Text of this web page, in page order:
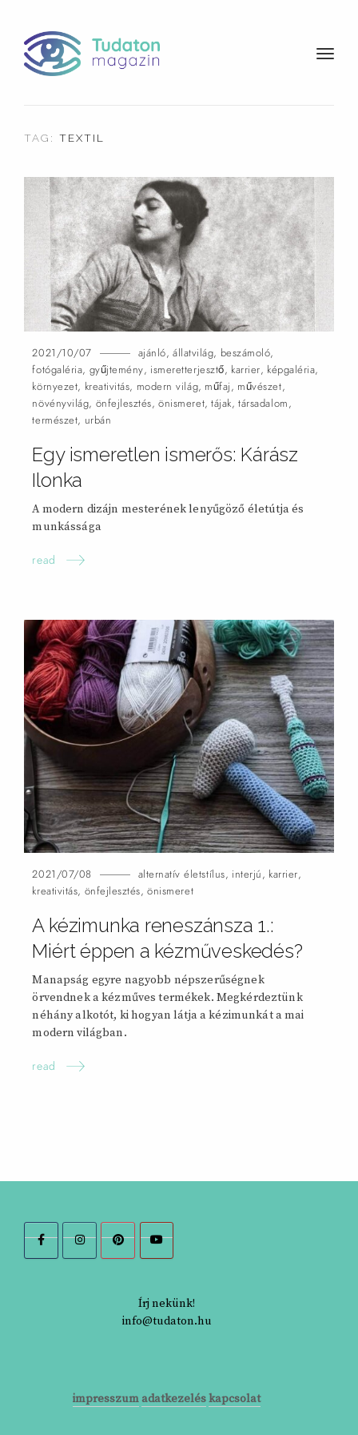
t
o
TAG: TEXTIL
2021/10/07 ajánló, állatvilág, beszámoló,
fotógaléria, gyűjtemény, ismeretterjesztő, karrier, képgaléria,
környezet, kreativitás, modern világ, műfaj, művészet,
növényvilág, önfejlesztés,önismeret,tájak,társadalom,
természet, urbán
Egy ismeretlen ismerős: Kárász
Ilonka
A modern dizájn mesterének lenyűgöző életútja és
munkássága
read
2021/07/08 alternatív életstílus, interjú, karrier,
kreativitás, önfejlesztés,önismeret
A kézimunka reneszánsza 1.:
Miért éppen a kézműveskedés?
Manapság egyre nagyobb népszerűségnek
örvendnek a kézműves termékek. Megkérdeztünk
néhány alkotót, ki hogyan látja a kézimunkát a mai
modern világban.
read
Írj nekünk!
info@tudaton.hu
impresszum adatkezeléskapcsolat